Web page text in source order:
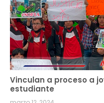
Vinculan a proceso a
estudiante